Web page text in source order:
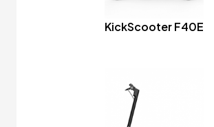
KickScooter F40E